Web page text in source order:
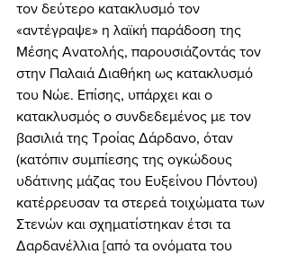
τον δεύτερο κατακλυσμό τον
«αντέγραψε» η λαϊκή παράδοση της
Μέσης Ανατολής, παρουσιάζοντάς τον
στην Παλαιά Διαθήκη ως κατακλυσμό
του Νώε. Επίσης, υπάρχει και ο
κατακλυσμός ο συνδεδεμένος με τον
βασιλιά της Τροίας Δάρδανο, όταν
(κατόπιν συμπίεσης της ογκώδους
υδάτινης μάζας του Ευξείνου Πόντου)
κατέρρευσαν τα στερεά τοιχώματα των
Στενών και σχηματίστηκαν έτσι τα
Δαρδανέλλια [από τα ονόματα του